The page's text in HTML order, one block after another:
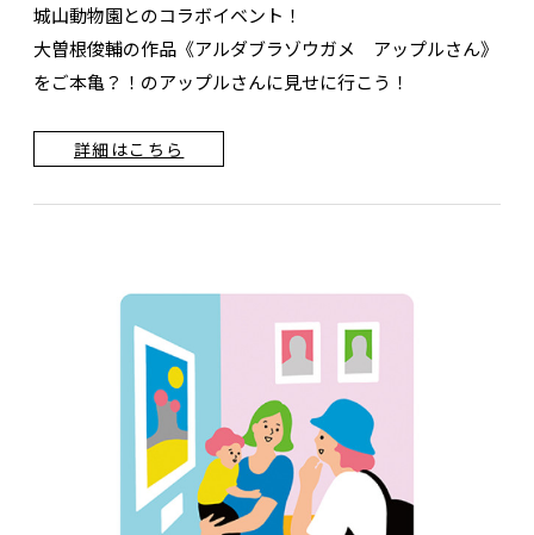
城山動物園とのコラボイベント！
大曽根俊輔の作品《アルダブラゾウガメ アップルさん》
をご本亀？！のアップルさんに見せに行こう！
詳細はこちら